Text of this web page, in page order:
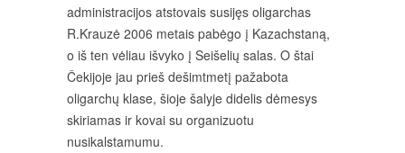
administracijos atstovais susijęs oligarchas
R.Krauzė 2006 metais pabėgo į Kazachstaną,
o iš ten vėliau išvyko į Seišelių salas. O štai
Čekijoje jau prieš dešimtmetį pažabota
oligarchų klase, šioje šalyje didelis dėmesys
skiriamas ir kovai su organizuotu
nusikalstamumu.